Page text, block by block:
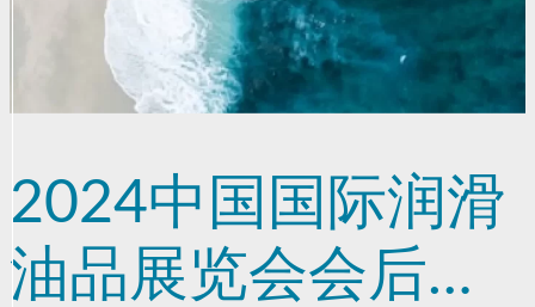
2024中国国际润滑
油品展览会会后总